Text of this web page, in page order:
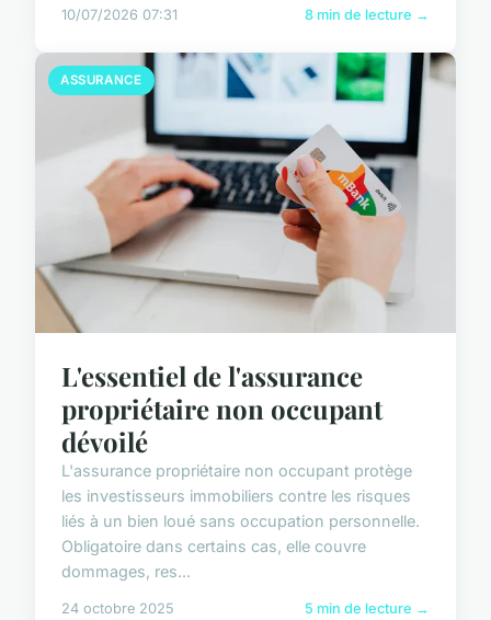
10/07/2026 07:31 8 min de lecture →
ASSURANCE
L'essentiel de l'assurance
propriétaire non occupant
dévoilé
L'assurance propriétaire non occupant protège
les investisseurs immobiliers contre les risques
liés à un bien loué sans occupation personnelle.
Obligatoire dans certains cas, elle couvre
dommages, res...
24 octobre 2025 5 min de lecture →